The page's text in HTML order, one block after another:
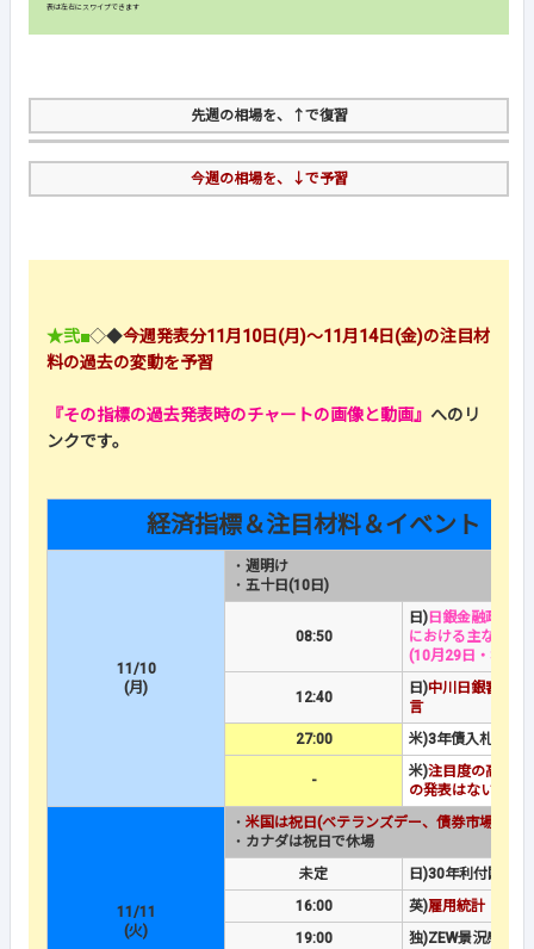
先週の相場を、↑で復習
今週の相場を、↓で予習
★弐■◇◆今週発表分11月10日(月)～11月14日(金)の注目材
料の過去の変動を予習
『その指標の過去発表時のチャートの画像と動画』 へのリ
ンクです。
経済指標＆注目材料＆イベント
11/10
(月)
・ 週明け
・ 五十日(10日)
08:50
日) 日銀金融政策決
における主な意見
(10月29日・30日
12:40
日)中川日銀審議委
言
27:00
米)3年債入札
-
米)注目度の高い経
の発表はない
11/11
(火)
・ 米国は祝日(ベテランズデー、債券市場は休
・ カナダは祝日で休場
未定
日)30年利付国債入
16:00
英)雇用統計
19:00
独)ZEW景況感調査